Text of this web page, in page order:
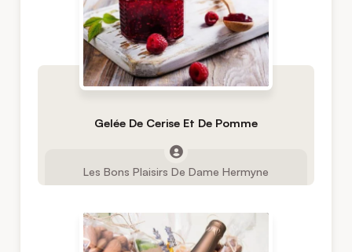
Gelée De Cerise Et De Pomme
Les Bons Plaisirs De Dame Hermyne